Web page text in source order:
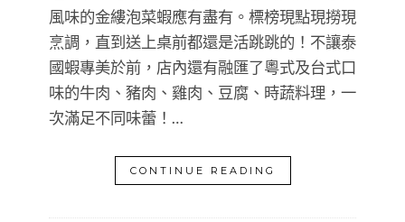
風味的金縷泡菜蝦應有盡有。標榜現點現撈現
烹調，直到送上桌前都還是活跳跳的！不讓泰
國蝦專美於前，店內還有融匯了粵式及台式口
味的牛肉、豬肉、雞肉、豆腐、時蔬料理，一
次滿足不同味蕾！…
CONTINUE READING